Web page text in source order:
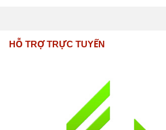
HỖ TRỢ TRỰC TUYẾN